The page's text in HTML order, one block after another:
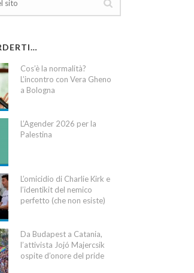
Cos’è la normalità?
L’incontro con Vera Gheno
a Bologna
L’Agender 2026 per la
Palestina
L’omicidio di Charlie Kirk e
l’identikit del nemico
perfetto (che non esiste)
Da Budapest a Catania,
l’attivista Jojó Majercsik
ospite d’onore del pride